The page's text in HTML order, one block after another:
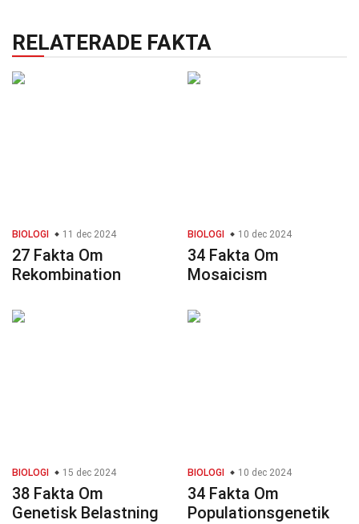
RELATERADE FAKTA
BIOLOGI 11 dec 2024
27 Fakta Om
Rekombination
BIOLOGI 10 dec 2024
34 Fakta Om
Mosaicism
BIOLOGI 15 dec 2024
38 Fakta Om
Genetisk Belastning
BIOLOGI 10 dec 2024
34 Fakta Om
Populationsgenetik